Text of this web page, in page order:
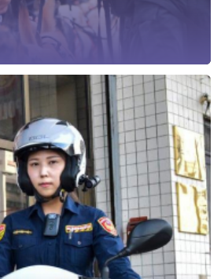
向哪些單位求助？
，我可以請社工陪同嗎?
，我需要去驗傷嗎?
處理？
力時該如何處理？